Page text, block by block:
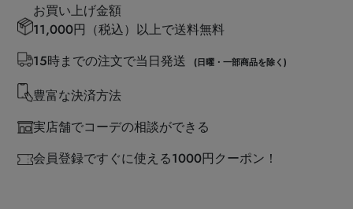
お買い上げ金額
11,000円（税込）以上で送料無料
15時までの注文で当日発送
(日曜・一部商品を除く)
豊富な決済方法
実店舗でコーデの相談ができる
会員登録ですぐに使える1000円クーポン！